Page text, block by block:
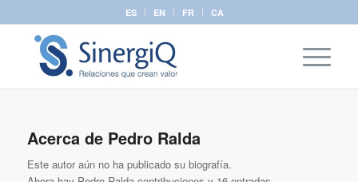
ES EN FR CA
Acerca de Pedro Ralda
Este autor aún no ha publicado su biografía.